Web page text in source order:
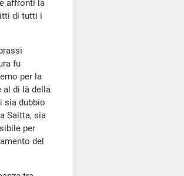
affronti la
di tutti i
fu
per la
al di là della
sia dubbio
Saitta, sia
per
del